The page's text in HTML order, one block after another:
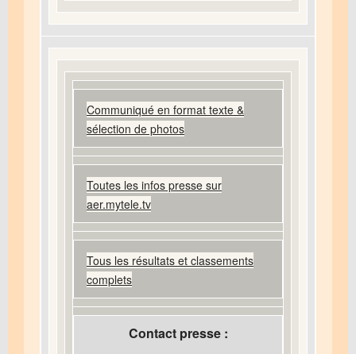
Communiqué en format texte &
sélection de photos
Toutes les infos presse sur
aer.mytele.tv
Tous les résultats et classements
complets
Contact presse :